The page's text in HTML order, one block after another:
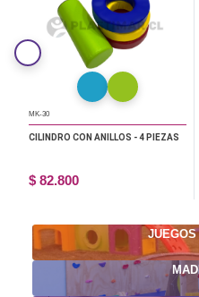
MK-30
CILINDRO CON ANILLOS - 4 PIEZAS
$ 82.800
JUEGOS